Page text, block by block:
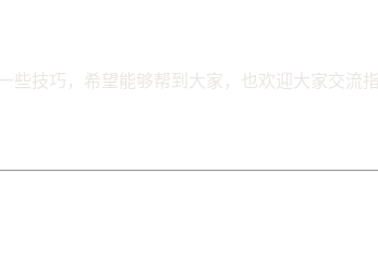
些技巧，希望能够帮到大家，也欢迎大家交流指